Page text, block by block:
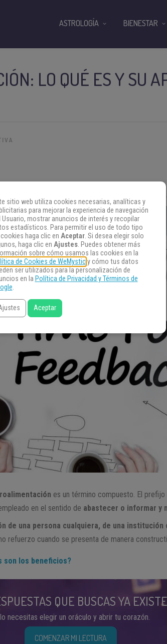
LO QUÉ ES Y SU
es un término compuesto. El
en el sentido de abastecer o informar y
de una persona cualquiera, de una institución
refuerzo cuando se presenta de manera
son los beneficios?
QUE BUSCAS YA
necesitas elegir un oráculo y abrir tu corazón.
COMENZAR MI LECTURA
ASTROLOGÍA BIENESTAR
sitio web utiliza cookies necesarias, analíticas y
para mejorar la experiencia de navegación
Usuario, mostrar anuncios de interés y recopilar
estadísticos. Para permitir el uso de todo tipo
haga clic en Aceptar. Si desea elegir solo
haga clic en Ajustes. Puedes obtener más
sobre cómo usamos las cookies en la
de Cookies de WeMysticy cómo tus datos
ser utilizados para la personalización de
en la Política de Privacidad y Términos de
.
Aceptar